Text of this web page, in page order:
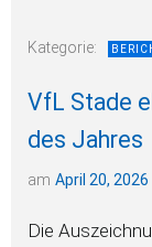
Kategorie:
VfL Stade
des Jahres
am April 20, 2026
Die